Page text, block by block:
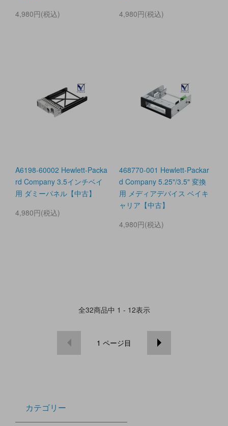
4,980円(税込)
4,980円(税込)
A6198-60002 Hewlett-Packa
rd Company 3.5インチベイ
用 ダミーパネル【中古】
4,980円(税込)
468770-001 Hewlett-Packar
d Company 5.25"/3.5" 変換
用 メディアデバイス ベイキ
ャリア【中古】
4,980円(税込)
全32商品中 1 - 12表示
1 ページ目
カテゴリー